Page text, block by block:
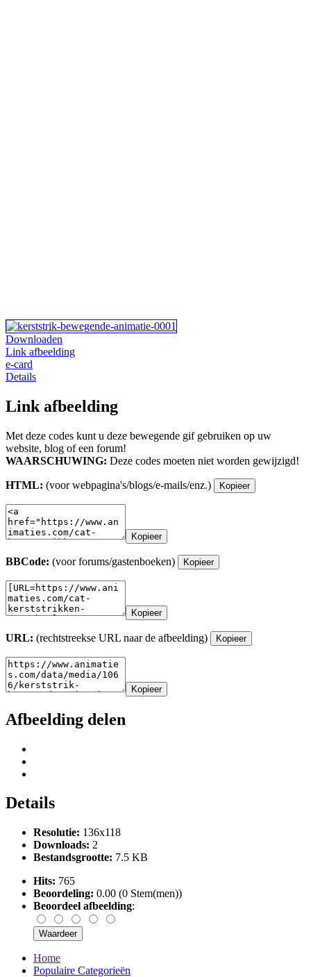
Downloaden
Link afbeelding
e-card
Details
Link afbeelding
Met deze codes kunt u deze bewegende gif gebruiken op uw
website, blog of een forum!
WAARSCHUWING: Deze codes moeten niet worden gewijzigd!
HTML: (voor webpagina's/blogs/e-mails/enz.) Kopieer
Kopieer
BBCode: (voor forums/gastenboeken) Kopieer
Kopieer
URL: (rechtstreekse URL naar de afbeelding) Kopieer
Kopieer
Afbeelding delen
Details
Resolutie: 136x118
Downloads: 2
Bestandsgrootte: 7.5 KB
Hits: 765
Beoordeling: 0.00 (0 Stem(men))
Beoordeel afbeelding:
Home
Populaire Categorieën